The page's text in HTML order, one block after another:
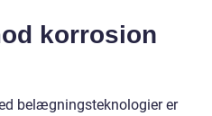
korrosion
belægningsteknologier er